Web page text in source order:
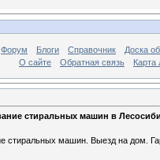
Форум Блоги Справочник
Доска
О сайте
Обратная связь Карта
стиральных машин в
стиральных машин. Выезд на дом.